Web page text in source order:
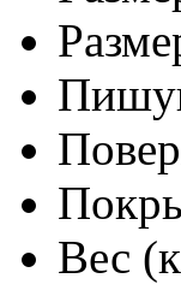
Вес